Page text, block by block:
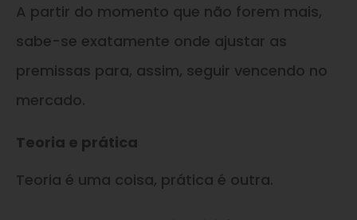
A partir do momento que não forem mais,
sabe-se exatamente onde ajustar as
premissas para, assim, seguir vencendo no
mercado.
Teoria e prática
Teoria é uma coisa, prática é outra.